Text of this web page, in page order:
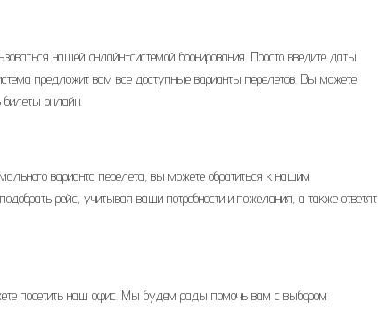
нашей онлайн-системой бронирования. Просто введите даты
предложит вам все доступные варианты перелетов. Вы можете
билеты онлайн.
варианта перелета, вы можете обратиться к нашим
рейс, учитывая ваши потребности и пожелания, а также ответят
посетить наш офис. Мы будем рады помочь вам с выбором